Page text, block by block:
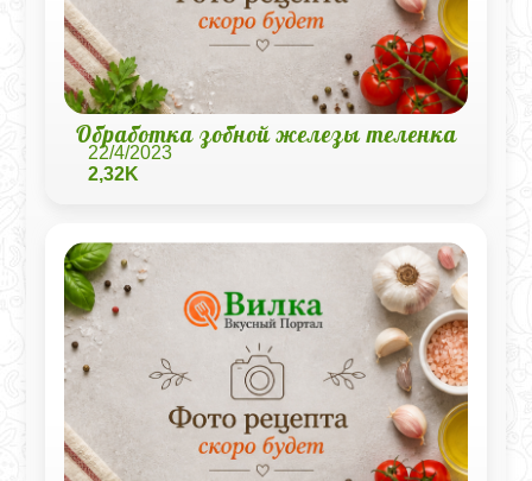
Обработка зобной железы теленка
22/4/2023
2,32K